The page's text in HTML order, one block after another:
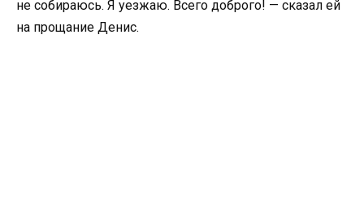
не собираюсь. Я уезжаю. Всего доброго! — сказал ей
на прощание Денис.